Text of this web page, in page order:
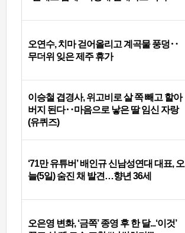
오연수, 치마 걷어올리고 계곡물 풍덩‥
무더위 잊은 제주 휴가
이승철 겹경사, 위고비로 살 쪽 빼고 할아
버지 된다‥마음으로 낳은 딸 임신 자랑
(유퀴즈)
‘71만 유튜버’ 배인규 신남성연대 대표, 오
늘(5일) 숨진 채 발견…향년 36세
오은영 변화, ‘금쪽’ 종영 후 한 달...‘이것’